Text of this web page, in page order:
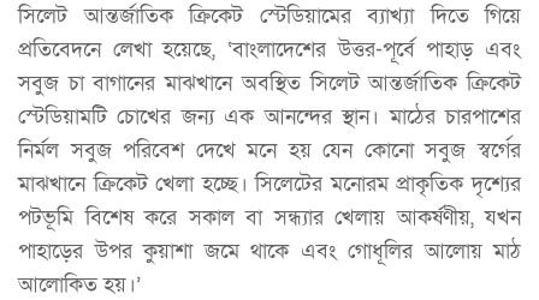
সিলেট আন্তর্জাতিক ক্রিকেট স্টেডিয়ামের ব্যাখ্যা দিতে গিয়ে
প্রতিবেদনে লেখা হয়েছে, ‘বাংলাদেশের উত্তর-পূর্বে পাহাড় এবং
সবুজ চা বাগানের মাঝখানে অবস্থিত সিলেট আন্তর্জাতিক ক্রিকেট
স্টেডিয়ামটি চোখের জন্য এক আনন্দের স্থান। মাঠের চারপাশের
নির্মল সবুজ পরিবেশ দেখে মনে হয় যেন কোনো সবুজ স্বর্গের
মাঝখানে ক্রিকেট খেলা হচ্ছে। সিলেটের মনোরম প্রাকৃতিক দৃশ্যের
পটভূমি বিশেষ করে সকাল বা সন্ধ্যার খেলায় আকর্ষণীয়, যখন
পাহাড়ের উপর কুয়াশা জমে থাকে এবং গোধূলির আলোয় মাঠ
আলোকিত হয়।’